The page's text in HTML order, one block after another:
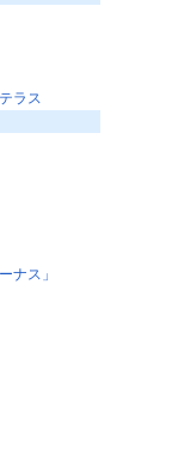
ラス
ナス」